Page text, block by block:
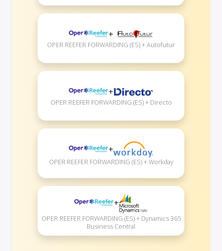
+
OPER REEFER FORWARDING (ES) + Autofutur
+
OPER REEFER FORWARDING (ES) + Directo
+
OPER REEFER FORWARDING (ES) + Workday
+
OPER REEFER FORWARDING (ES) + Dynamics 365
Business Central